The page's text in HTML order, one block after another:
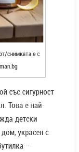
снимката е с
със сигурност
Това е най-
детски
украсен с
–